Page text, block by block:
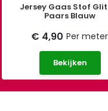
Jersey Gaas Stof
Paars Blauw
€ 4,90 Per meter
Bekijken